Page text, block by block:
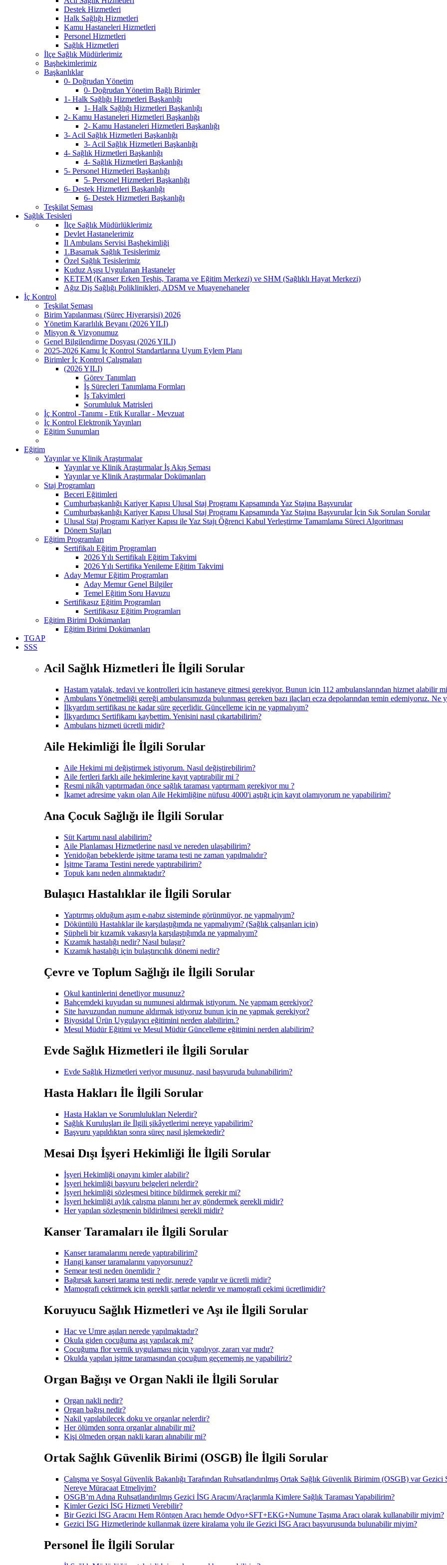
Destek Hizmetleri
Halk Sağlığı Hizmetleri
Kamu Hastaneleri Hizmetleri
Personel Hizmetleri
Sağlık Hizmetleri
İlçe Sağlık Müdürlerimiz
Başhekimlerimiz
Başkanlıklar
0- Doğrudan Yönetim
0- Doğrudan Yönetim Bağlı Birimler
1- Halk Sağlığı Hizmetleri Başkanlığı
1- Halk Sağlığı Hizmetleri Başkanlığı
2- Kamu Hastaneleri Hizmetleri Başkanlığı
2- Kamu Hastaneleri Hizmetleri Başkanlığı
3- Acil Sağlık Hizmetleri Başkanlığı
3- Acil Sağlık Hizmetleri Başkanlığı
4- Sağlık Hizmetleri Başkanlığı
4- Sağlık Hizmetleri Başkanlığı
5- Personel Hizmetleri Başkanlığı
5- Personel Hizmetleri Başkanlığı
6- Destek Hizmetleri Başkanlığı
6- Destek Hizmetleri Başkanlığı
Teşkilat Şeması
Sağlık Tesisleri
İlçe Sağlık Müdürlüklerimiz
Devlet Hastanelerimiz
İl Ambulans Servisi Başhekimliği
1.Basamak Sağlık Tesislerimiz
Özel Sağlık Tesislerimiz
Kuduz Aşısı Uygulanan Hastaneler
KETEM (Kanser Erken Teşhis, Tarama ve Eğitim Merkezi) ve SHM (Sağlıklı Hayat Merkezi)
Ağız Diş Sağlığı Poliklinikleri, ADSM ve Muayenehaneler
İç Kontrol
Teşkilat Şeması
Birim Yapılanması (Süreç Hiyerarşisi) 2026
Yönetim Kararlılık Beyanı (2026 YILI)
Misyon & Vizyonumuz
Genel Bilgilendirme Dosyası (2026 YILI)
2025-2026 Kamu İç Kontrol Standartlarına Uyum Eylem Planı
Birimler İç Kontrol Çalışmaları
(2026 YILI)
Görev Tanımları
İş Süreçleri Tanımlama Formları
İş Takvimleri
Sorumluluk Matrisleri
İç Kontrol -Tanımı - Etik Kurallar - Mevzuat
İç Kontrol Elektronik Yayınları
Eğitim Sunumları
Eğitim
Yayınlar ve Klinik Araştırmalar
Yayınlar ve Klinik Araştırmalar İş Akış Şeması
Yayınlar ve Klinik Araştırmalar Dokümanları
Staj Programları
Beceri Eğitimleri
Cumhurbaşkanlığı Kariyer Kapısı Ulusal Staj Programı Kapsamında Yaz Stajına Başvurular
Cumhurbaşkanlığı Kariyer Kapısı Ulusal Staj Programı Kapsamında Yaz Stajına Başvurular İçin Sık Sorulan Sorular
Ulusal Staj Programı Kariyer Kapısı ile Yaz Stajı Öğrenci Kabul Yerleştirme Tamamlama Süreci Algoritması
Dönem Stajları
Eğitim Programları
Sertifikalı Eğitim Programları
2026 Yılı Sertifikalı Eğitim Takvimi
2026 Yılı Sertifika Yenileme Eğitim Takvimi
Aday Memur Eğitim Programları
Aday Memur Genel Bilgiler
Temel Eğitim Soru Havuzu
Sertifikasız Eğitim Programları
Sertifikasız Eğitim Programları
Eğitim Birimi Dokümanları
Eğitim Birimi Dokümanları
TGAP
SSS
Acil Sağlık Hizmetleri İle İlgili Sorular
Hastam yatalak, tedavi ve kontrolleri için hastaneye gitmesi gerekiyor. Bunun için 112 ambulanslarından hizmet alabilir
Ambulans Yönetmeliği gereği ambulansımızda bulunması gereken bazı ilaçları ecza depolarından temin edemiyoruz. Ne
İlkyardım sertifikası ne kadar süre geçerlidir. Güncelleme için ne yapmalıyım?
İlkyardımcı Sertifikamı kaybettim. Yenisini nasıl çıkartabilirim?
Ambulans hizmeti ücretli midir?
Aile Hekimliği İle İlgili Sorular
Aile Hekimi mi değiştirmek istiyorum. Nasıl değiştirebilirim?
Aile fertleri farklı aile hekimlerine kayıt yaptırabilir mi ?
Resmi nikâh yaptırmadan önce sağlık taraması yaptırmam gerekiyor mu ?
İkamet adresime yakın olan Aile Hekimliğine nüfusu 4000'i aştığı için kayıt olamıyorum ne yapabilirim?
Ana Çocuk Sağlığı ile İlgili Sorular
Süt Kartımı nasıl alabilirim?
Aile Planlaması Hizmetlerine nasıl ve nereden ulaşabilirim?
Yenidoğan bebeklerde işitme tarama testi ne zaman yapılmalıdır?
İşitme Tarama Testini nerede yaptırabilirim?
Topuk kanı neden alınmaktadır?
Bulaşıcı Hastalıklar ile İlgili Sorular
Yaptırmış olduğum aşım e-nabız sisteminde görünmüyor, ne yapmalıyım?
Döküntülü Hastalıklar ile karşılaştığımda ne yapmalıyım? (Sağlık çalışanları için)
Şüpheli bir kızamık vakasıyla karşılaştığımda ne yapmalıyım?
Kızamık hastalığı nedir? Nasıl bulaşır?
Kızamık hastalığı için bulaştırıcılık dönemi nedir?
Çevre ve Toplum Sağlığı ile İlgili Sorular
Okul kantinlerini denetliyor musunuz?
Bahçemdeki kuyudan su numunesi aldırmak istiyorum. Ne yapmam gerekiyor?
Site havuzundan numune aldırmak istiyoruz bunun için ne yapmak gerekiyor?
Biyosidal Ürün Uygulayıcı eğitimini nerden alabilirim.?
Mesul Müdür Eğitimi ve Mesul Müdür Güncelleme eğitimini nerden alabilirim?
Evde Sağlık Hizmetleri ile İlgili Sorular
Evde Sağlık Hizmetleri veriyor musunuz, nasıl başvuruda bulunabilirim?
Hasta Hakları İle İlgili Sorular
Hasta Hakları ve Sorumlulukları Nelerdir?
Sağlık Kuruluşları ile İlgili şikâyetlerimi nereye yapabilirim?
Başvuru yapıldıktan sonra süreç nasıl işlemektedir?
Mesai Dışı İşyeri Hekimliği İle İlgili Sorular
İşyeri Hekimliği onayını kimler alabilir?
İşyeri hekimliği başvuru belgeleri nelerdir?
İşyeri hekimliği sözleşmesi bitince bildirmek gerekir mi?
İşyeri hekimliği aylık çalışma planını her ay göndermek gerekli midir?
Her yapılan sözleşmenin bildirilmesi gerekli midir?
Kanser Taramaları ile İlgili Sorular
Kanser taramalarımı nerede yaptırabilirim?
Hangi kanser taramalarını yapıyorsunuz?
Semear testi neden önemlidir ?
Bağırsak kanseri tarama testi nedir, nerede yapılır ve ücretli midir?
Mamografi çektirmek için gerekli şartlar nelerdir ve mamografi çekimi ücretlimidir?
Koruyucu Sağlık Hizmetleri ve Aşı ile İlgili Sorular
Hac ve Umre aşıları nerede yapılmaktadır?
Okula giden çocuğuma aşı yapılacak mı?
Çocuğuma flor vernik uygulaması niçin yapılıyor, zararı var mıdır?
Okulda yapılan işitme taramasından çocuğum geçememiş ne yapabiliriz?
Organ Bağışı ve Organ Nakli ile İlgili Sorular
Organ nakli nedir?
Organ bağışı nedir?
Nakil yapılabilecek doku ve organlar nelerdir?
Her ölümden sonra organlar alınabilir mi?
Kişi ölmeden organ nakli kararı alınabilir mi?
Ortak Sağlık Güvenlik Birimi (OSGB) İle İlgili Sorular
Çalışma ve Sosyal Güvenlik Bakanlığı Tarafından Ruhsatlandırılmış Ortak Sağlık Güvenlik Birimim (OSGB) var
Nereye Müracaat Etmeliyim?
OSGB’m Adına Ruhsatlandırılmış Gezici İSG Aracım/Araçlarımla Kimlere Sağlık Taraması Yapabilirim?
Kimler Gezici İSG Hizmeti Verebilir?
Bir Gezici İSG Aracını Hem Röntgen Aracı hemde Odyo+SFT+EKG+Numune Taşıma Aracı olarak kullanabilir miyim?
Gezici İSG Hizmetlerinde kullanmak üzere kiralama yolu ile Gezici İSG Aracı başvurusunda bulunabilir miyim?
Personel İle İlgili Sorular